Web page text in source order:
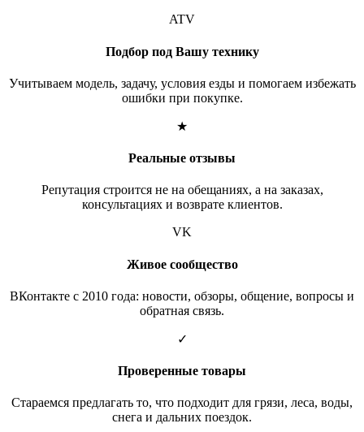
ATV
Подбор под Вашу технику
Учитываем модель, задачу, условия езды и помогаем избежать
ошибки при покупке.
★
Реальные отзывы
Репутация строится не на обещаниях, а на заказах,
консультациях и возврате клиентов.
VK
Живое сообщество
ВКонтакте с 2010 года: новости, обзоры, общение, вопросы и
обратная связь.
✓
Проверенные товары
Стараемся предлагать то, что подходит для грязи, леса, воды,
снега и дальних поездок.